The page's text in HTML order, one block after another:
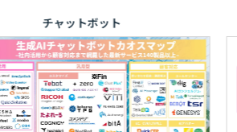
ID ZERO（アイディーゼロ）
DXセカンドオピニオン
チャットボット